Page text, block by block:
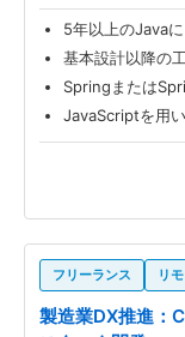
5年以上のJava
基本設計以降の
Springまたは
JavaScriptを用
フリーランス リ
製造業DX推進：